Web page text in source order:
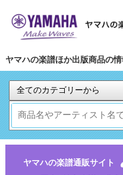
ヤマハの楽譜ほか出版商品の情
ヤマハの楽譜通販サイト